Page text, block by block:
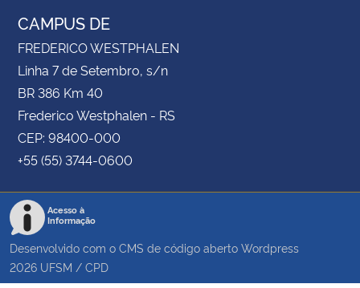
CAMPUS DE
FREDERICO WESTPHALEN
Linha 7 de Setembro, s/n
BR 386 Km 40
Frederico Westphalen - RS
CEP: 98400-000
+55 (55) 3744-0600
Acesso à
Informação
Desenvolvido com o CMS de código aberto Wordpress
2026 UFSM / CPD